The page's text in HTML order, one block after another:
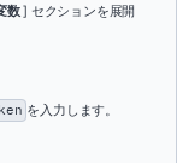
数] セクションを展開
を入力します。